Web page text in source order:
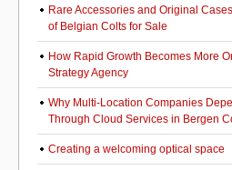
Rare Accessories and Original
of Belgian Colts for Sale
How Rapid Growth Becomes More
Strategy Agency
Why Multi-Location Companies
Through Cloud Services in Bergen
Creating a welcoming optical space